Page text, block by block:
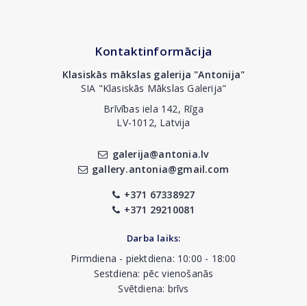
Kontaktinformācija
Klasiskās mākslas galerija "Antonija"
SIA "Klasiskās Mākslas Galerija"
Brīvības iela 142, Rīga
LV-1012, Latvija
galerija@antonia.lv
gallery.antonia@gmail.com
+371 67338927
+371 29210081
Darba laiks:
Pirmdiena - piektdiena: 10:00 - 18:00
Sestdiena: pēc vienošanās
Svētdiena: brīvs